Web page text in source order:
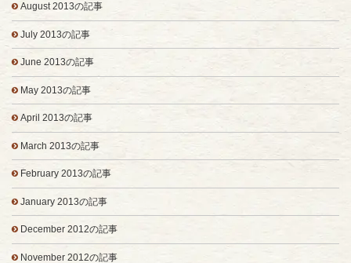
August 2013の記事
July 2013の記事
June 2013の記事
May 2013の記事
April 2013の記事
March 2013の記事
February 2013の記事
January 2013の記事
December 2012の記事
November 2012の記事